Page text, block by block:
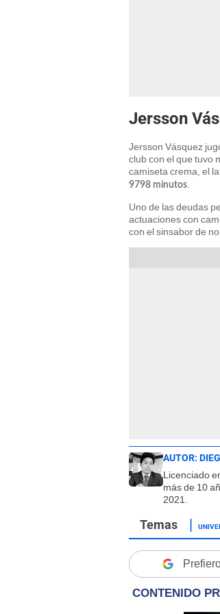
Jersson
Jersson Vásquez
club con el que tuvo
camiseta crema, el
9798 minutos
Uno de las deudas
actuaciones con
con el sinsabor de
AUTOR:
Licenciado
más de 10
2021.